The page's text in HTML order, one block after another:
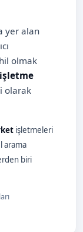
yer alan
olmak
olarak
işletmeleri
arama
biri